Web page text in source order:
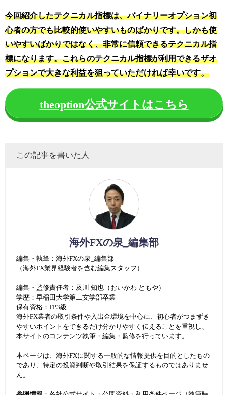
今回紹介したテクニカル指標は、バイナリーオプション初
心者の方でも比較的使いやすいものばかりです。しかも使
いやすいばかりではなく、非常に信頼できるテクニカル指
標になります。これらのテクニカル指標が利用できるザオ
プションで大きな利益を狙っていただければ幸いです。
theoption公式サイトはこちら
この記事を書いた人
海外FXの泉_編集部
編集・執筆：海外FXの泉_編集部
（海外FX業界経験者を含む編集スタッフ）
編集・監修責任者：及川 知也（おいかわ ともや）
学歴：早稲田大学第二文学部卒業
保有資格：FP3級
海外FX業者の取引条件や入出金環境を中心に、初心者がつまずき
やすいポイントをできるだけ分かりやすく伝えることを重視し、
本サイトのコンテンツ執筆・編集・監修を行っています。
本ページは、海外FXに関する一般的な情報提供を目的としたもの
であり、特定の投資判断や取引結果を保証するものではありませ
ん。